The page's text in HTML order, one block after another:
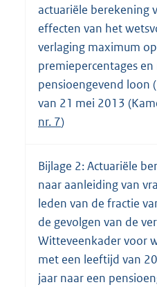
actuariële berekening
effecten van het
verlaging maximum
premiepercentages
pensioengevend loon
van 21 mei 2013
nr. 7)
Bijlage 2: Actuariële
naar aanleiding van
leden van de fractie
de gevolgen van de
Witteveenkader voor
met een leeftijd van
jaar naar een